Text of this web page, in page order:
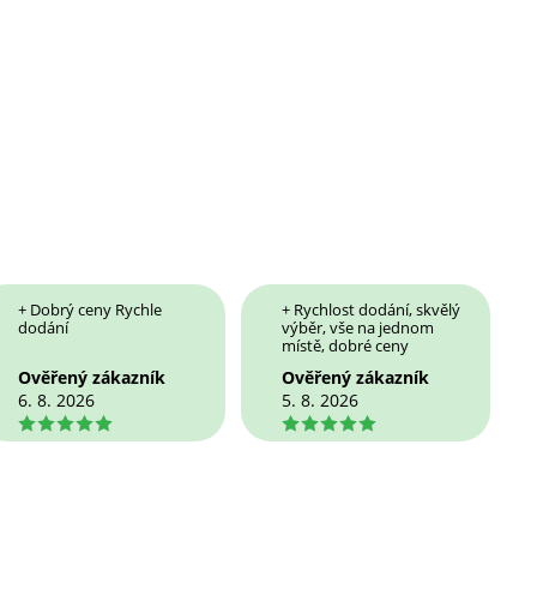
+ Dobrý ceny Rychle
dodání
Ověřený zákazník
6. 8. 2026
5
+ Rychlost dodání, skvělý
výběr, vše na jednom
místě, dobré ceny
Ověřený zákazník
5. 8. 2026
5